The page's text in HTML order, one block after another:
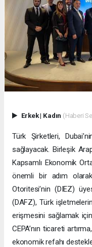
Erkek| Kadın (Haberi
Türk Şirketleri,
sağlayacak. Birleşik
Kapsamlı Ekonomik
önemli bir adım
Otoritesi’nin (DIEZ)
(DAFZ), Türk
erişmesini sağlamak
CEPA’nın ticareti
ekonomik refahı